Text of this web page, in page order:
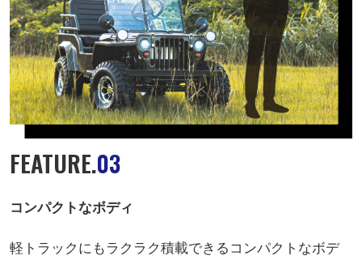
FEATURE.03
コンパクトなボディ
軽トラックにもラクラク積載できるコンパクトなボデ